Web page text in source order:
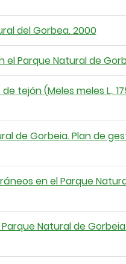
del Gorbea. 2000
Parque Natural de
tejón (Meles meles L.,
de Gorbeia. Plan de
en el Parque
Natural de